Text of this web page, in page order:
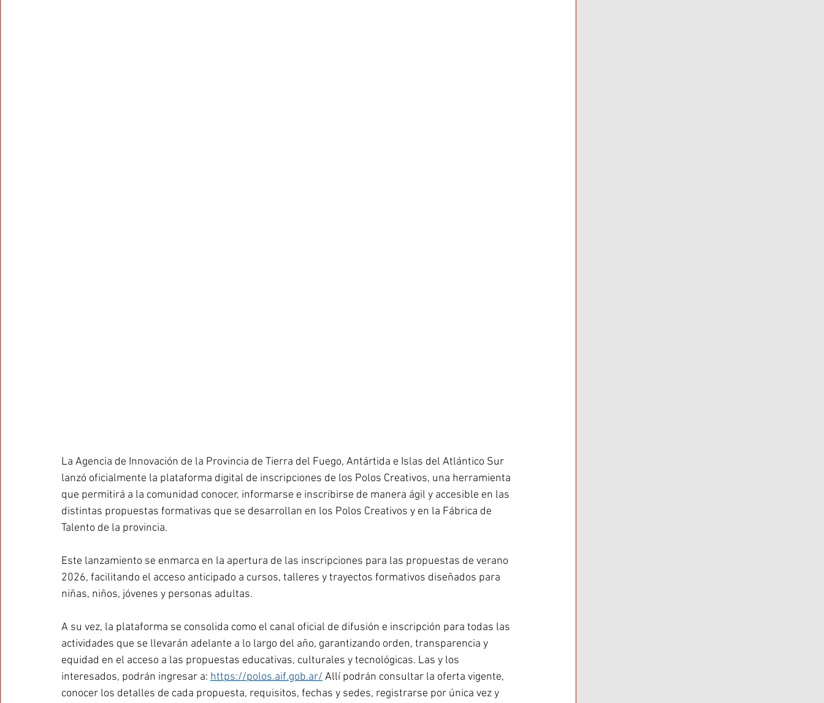
La Agencia de Innovación de la Provincia de Tierra del Fuego, Antártida e Islas del Atlántico Sur
lanzó oficialmente la plataforma digital de inscripciones de los Polos Creativos, una herramienta
que permitirá a la comunidad conocer, informarse e inscribirse de manera ágil y accesible en las
distintas propuestas formativas que se desarrollan en los Polos Creativos y en la Fábrica de
Talento de la provincia.
Este lanzamiento se enmarca en la apertura de las inscripciones para las propuestas de verano
2026, facilitando el acceso anticipado a cursos, talleres y trayectos formativos diseñados para
niñas, niños, jóvenes y personas adultas.
A su vez, la plataforma se consolida como el canal oficial de difusión e inscripción para todas las
actividades que se llevarán adelante a lo largo del año, garantizando orden, transparencia y
equidad en el acceso a las propuestas educativas, culturales y tecnológicas. Las y los
interesados, podrán ingresar a: https://polos.aif.gob.ar/ Allí podrán consultar la oferta vigente,
conocer los detalles de cada propuesta, requisitos, fechas y sedes, registrarse por única vez y